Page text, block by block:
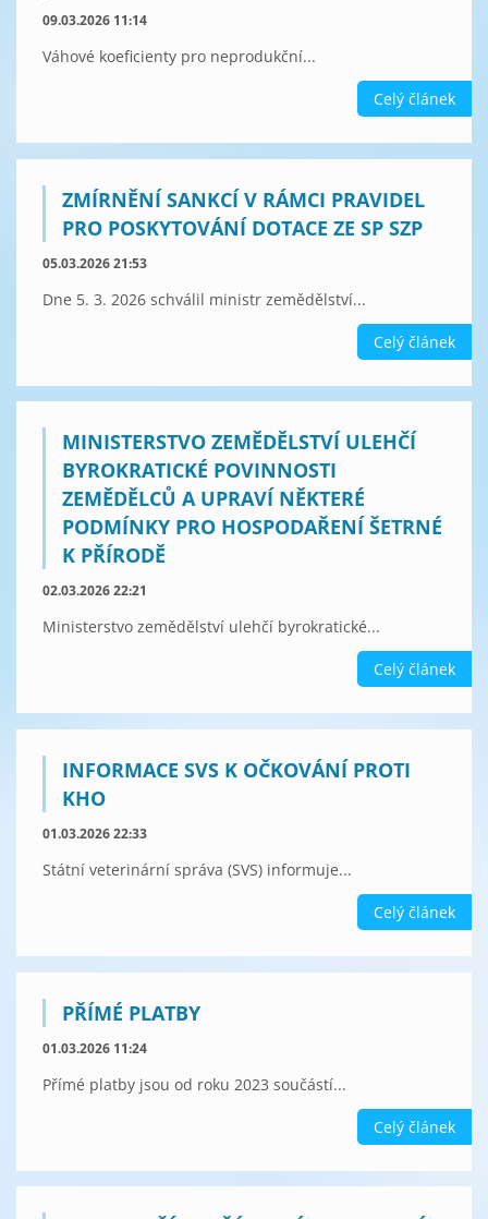
09.03.2026 11:14
Váhové koeficienty pro neprodukční...
Celý článek
ZMÍRNĚNÍ SANKCÍ V RÁMCI PRAVIDEL
PRO POSKYTOVÁNÍ DOTACE ZE SP SZP
05.03.2026 21:53
Dne 5. 3. 2026 schválil ministr zemědělství...
Celý článek
MINISTERSTVO ZEMĚDĚLSTVÍ ULEHČÍ
BYROKRATICKÉ POVINNOSTI
ZEMĚDĚLCŮ A UPRAVÍ NĚKTERÉ
PODMÍNKY PRO HOSPODAŘENÍ ŠETRNÉ
K PŘÍRODĚ
02.03.2026 22:21
Ministerstvo zemědělství ulehčí byrokratické...
Celý článek
INFORMACE SVS K OČKOVÁNÍ PROTI
KHO
01.03.2026 22:33
Státní veterinární správa (SVS) informuje...
Celý článek
PŘÍMÉ PLATBY
01.03.2026 11:24
Přímé platby jsou od roku 2023 součástí...
Celý článek